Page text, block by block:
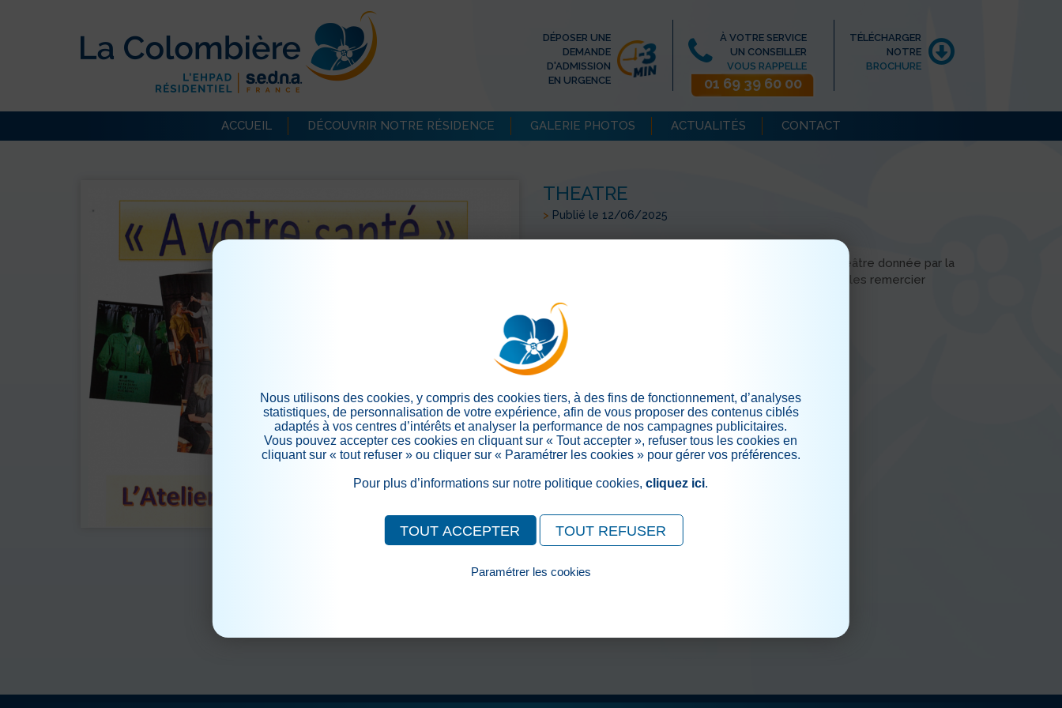
DÉPOSER UNE
DEMANDE
D'ADMISSION
EN URGENCE
À VOTRE SERVICE
UN CONSEILLER
VOUS RAPPELLE
01 69 39 60 00
TÉLÉCHARGER
NOTRE
BROCHURE
ACCUEIL DÉCOUVRIR NOTRE RÉSIDENCE GALERIE PHOTOS ACTUALITÉS CONTACT
THEATRE
> Publié le 12/06/2025
La résidence a pu assister à une représentation de théâtre donnée par la
Nous tenons à les remercier
> Retour aux actualités
Partager sur les réseaux sociaux
Nous utilisons des cookies, y compris des cookies tiers, à des fins de fonctionnement, d’analyses
statistiques, de personnalisation de votre expérience, afin de vous proposer des contenus ciblés
adaptés à vos centres d’intérêts et analyser la performance de nos campagnes publicitaires.
Vous pouvez accepter ces cookies en cliquant sur « Tout accepter », refuser tous les cookies en
cliquant sur « tout refuser » ou cliquer sur « Paramétrer les cookies » pour gérer vos préférences.
Pour plus d’informations sur notre politique cookies,cliquez ici.
TOUT ACCEPTER TOUT REFUSER
Paramétrer les cookies